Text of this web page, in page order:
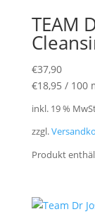
TEAM
€37,90
€18,95 / 100
inkl. 19 %
zzgl.
Produkt